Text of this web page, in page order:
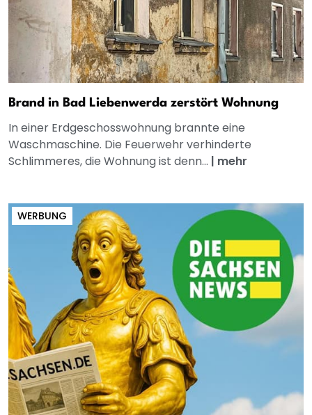
Brand in Bad Liebenwerda zerstört Wohnung
In einer Erdgeschosswohnung brannte eine
Waschmaschine. Die Feuerwehr verhinderte
Schlimmeres, die Wohnung ist denn... | mehr
WERBUNG